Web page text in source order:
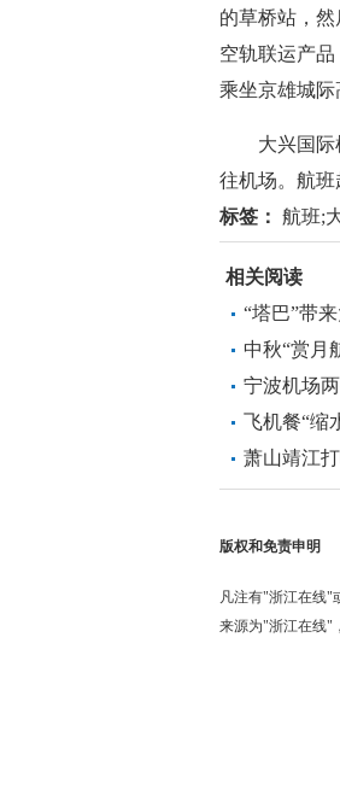
的草桥站，
空轨联运产
乘坐京雄城际
大兴国
往机场。航班
标签： 航班;
相关阅读
“塔巴”带
中秋“赏月
宁波机场
飞机餐“缩
萧山靖江
版权和免责申明
凡注有"浙江在线"
来源为"浙江在线"